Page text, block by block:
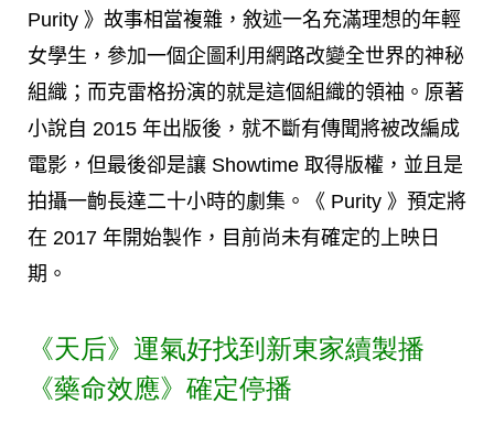
Purity 》故事相當複雜，敘述一名充滿理想的年輕
女學生，參加一個企圖利用網路改變全世界的神秘
組織；而克雷格扮演的就是這個組織的領袖。原著
小說自 2015 年出版後，就不斷有傳聞將被改編成
電影，但最後卻是讓 Showtime 取得版權，並且是
拍攝一齣長達二十小時的劇集。《 Purity 》預定將
在 2017 年開始製作，目前尚未有確定的上映日
期。
《天后》運氣好找到新東家續製播
《藥命效應》確定停播